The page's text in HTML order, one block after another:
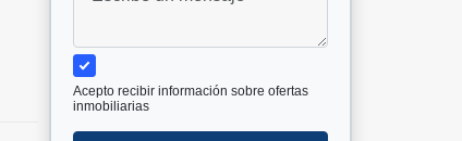
Acepto recibir información sobre ofertas
inmobiliarias